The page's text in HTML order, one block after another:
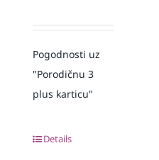
Pogodnosti uz
"Porodičnu 3
plus karticu"
Details